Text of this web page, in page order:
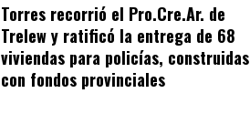
Torres recorrió el Pro.Cre.Ar. de
Trelew y ratificó la entrega de 68
viviendas para policías, construidas
con fondos provinciales